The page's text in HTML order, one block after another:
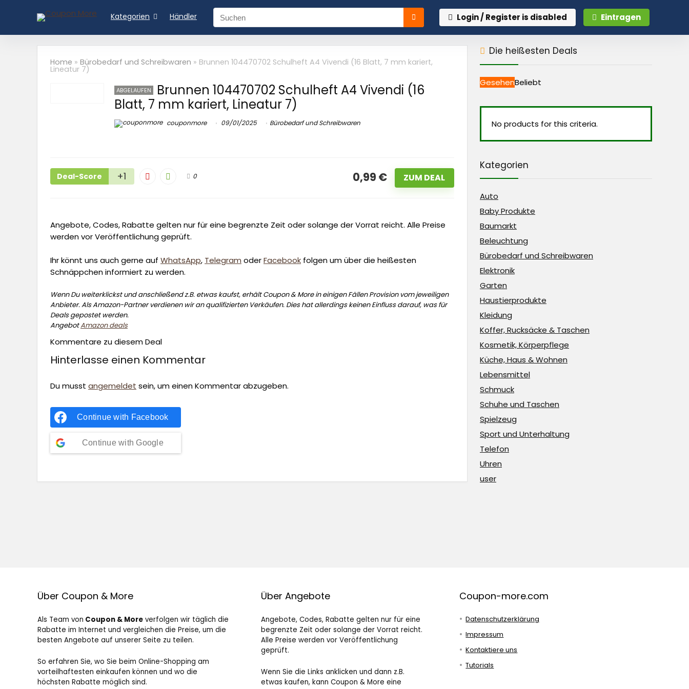
Kategorien Händler Login / Register is disabled Eintragen
Home » Bürobedarf und Schreibwaren » Brunnen 104470702 Schulheft A4 Vivendi (16 Blatt, 7 mm kariert,
Lineatur 7)
ABGELAUFEN
Brunnen 104470702 Schulheft A4 Vivendi (16
Blatt, 7 mm kariert, Lineatur 7)
couponmore 09/01/2025 Bürobedarf und Schreibwaren
Deal-Score +1 0 0,99 € ZUM DEAL
Angebote, Codes, Rabatte gelten nur für eine begrenzte Zeit oder solange der Vorrat reicht. Alle Preise
werden vor Veröffentlichung geprüft.
Ihr könnt uns auch gerne auf WhatsApp, Telegram oderFacebook folgen um über die heißesten
Schnäppchen informiert zu werden.
Wenn Du weiterklickst und anschließend z.B. etwas kaufst, erhält Coupon & More in einigen Fällen Provision vom jeweiligen
Anbieter. Als Amazon-Partner verdienen wir an qualifizierten Verkäufen. Dies hat allerdings keinen Einfluss darauf, was für
Deals gepostet werden.
AngebotAmazon deals
Kommentare zu diesem Deal
Hinterlasse einen Kommentar
Du musst angemeldet sein, um einen Kommentar abzugeben.
Continue with Facebook
Continue with Google
Die heißesten Deals
GesehenBeliebt
No products for this criteria.
Kategorien
Auto
Baby Produkte
Baumarkt
Beleuchtung
Bürobedarf und Schreibwaren
Elektronik
Garten
Haustierprodukte
Kleidung
Koffer, Rucksäcke & Taschen
Kosmetik, Körperpflege
Küche, Haus & Wohnen
Lebensmittel
Schmuck
Schuhe und Taschen
Spielzeug
Sport und Unterhaltung
Telefon
Uhren
user
Über Coupon & More
Als Team von Coupon & Moreverfolgen wir täglich die
Rabatte im Internet und vergleichen die Preise, um die
besten Angebote auf unserer Seite zu teilen.
So erfahren Sie, wo Sie beim Online-Shopping am
vorteilhaftesten einkaufen können und wo die
höchsten Rabatte möglich sind.
Über Angebote
Angebote, Codes, Rabatte gelten nur für eine
begrenzte Zeit oder solange der Vorrat reicht.
Alle Preise werden vor Veröffentlichung
geprüft.
Wenn Sie die Links anklicken und dann z.B.
etwas kaufen, kann Coupon & More eine
Coupon-more.com
Datenschutzerklärung
Impressum
Kontaktiere uns
Tutorials